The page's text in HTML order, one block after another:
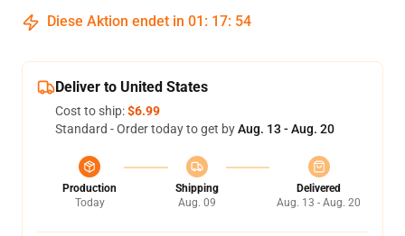
Diese Aktion endet in 01 : 17: 54
Deliver to United States
Cost to ship:$6.99
Standard - Order today to get byAug. 13 - Aug. 20
Production
Today
Shipping
Aug. 09
Delivered
Aug. 13 - Aug. 20